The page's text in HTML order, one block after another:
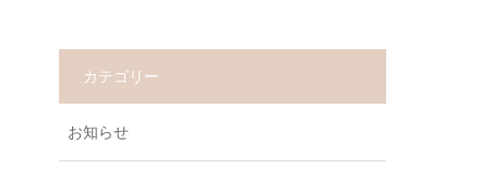
カテゴリー
お知らせ